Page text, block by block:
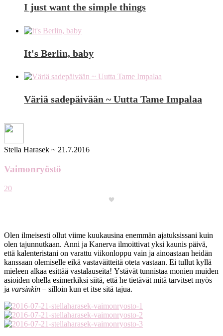
I just want the simple things
It's Berlin, baby
Väriä sadepäivään ~ Uutta Tame Impalaa
Stella Harasek ~ 21.7.2016
Vaimonryöstö
20
Olen ilmeisesti ollut viime kuukausina enemmän ajatuksissani kuin
olen tajunnutkaan. Anni ja Kanerva ilmoittivat yksi kaunis päivä,
että kalenteristani on varattu viikonloppu vain ja ainoastaan heidän
kanssaan olemiselle eikä vastaväitteitä oteta vastaan. Ei tullut kyllä
mieleen alkaa esittää vastalauseita! Ystävät tunnistaa monien muiden
asioiden ohella esimerkiksi siitä, että he tietävät mitä tarvitset myös –
ja varsinkin – silloin kun et itse sitä tajua.